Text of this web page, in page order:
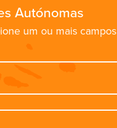
Autónomas
um ou mais campos